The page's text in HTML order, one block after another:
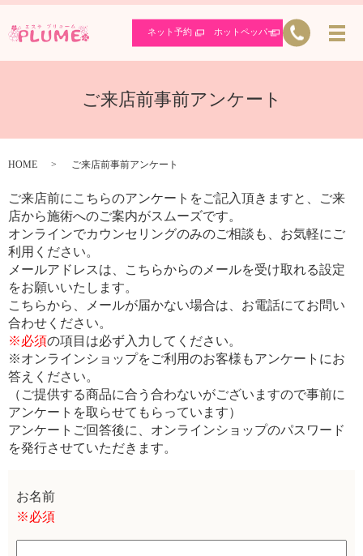
ネット予約 ホットペッパー
ご来店前事前アンケート
HOME ご来店前事前アンケート
ご来店前にこちらのアンケートをご記入頂きますと、ご来
店から施術へのご案内がスムーズです。
オンラインでカウンセリングのみのご相談も、お気軽にご
利用ください。
メールアドレスは、こちらからのメールを受け取れる設定
をお願いいたします。
こちらから、メールが届かない場合は、お電話にてお問い
合わせください。
※必須の項目は必ず入力してください。
※オンラインショップをご利用のお客様もアンケートにお
答えください。
（ご提供する商品に合う合わないがございますので事前に
アンケートを取らせてもらっています）
アンケートご回答後に、オンラインショップのパスワード
を発行させていただきます。
お名前
※必須